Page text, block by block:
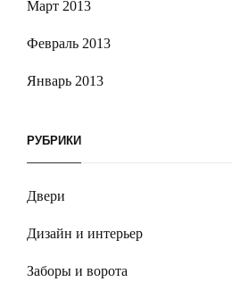
Март 2013
Февраль 2013
Январь 2013
РУБРИКИ
Двери
Дизайн и интерьер
Заборы и ворота